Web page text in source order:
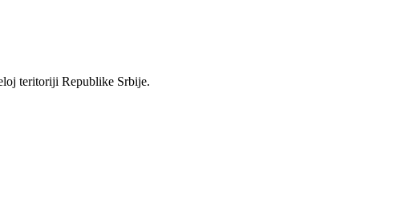
teritoriji Republike Srbije.